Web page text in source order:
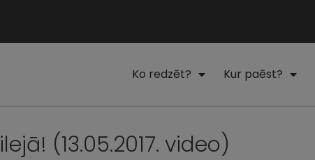
Ko redzēt? Kur paēst?
(13.05.2017. video)